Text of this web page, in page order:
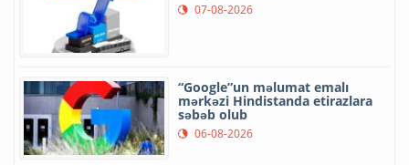
07-08-2026
“Google”un məlumat emalı
mərkəzi Hindistanda etirazlara
səbəb olub
06-08-2026